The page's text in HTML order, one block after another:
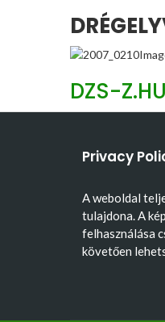
DZS-
Privacy
A weboldal
tulajdona. A
felhasználása
követően